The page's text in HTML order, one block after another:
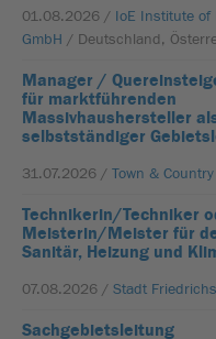
01.08.2026 / IoE Institute of
GmbH / Deutschland,
Manager /
für marktführenden
Massivhaushersteller
selbstständiger
31.07.2026 / Town &
Technikerin/Techniker
Meisterin/Meister für
Sanitär, Heizung und
07.08.2026 / Stadt
Sachgebietsleitung